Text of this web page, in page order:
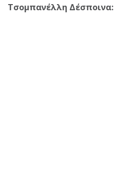
Τσομπανέλλη Δέσποινα: